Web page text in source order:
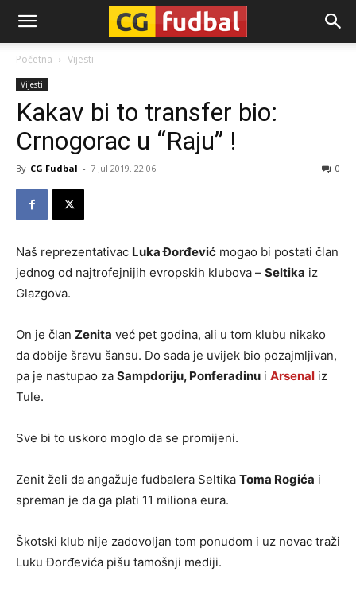
CG-
Fudbal
Početna Vijesti
Vijesti
Kakav bi to transfer bio:
Crnogorac u “Raju” !
By CG Fudbal - 7 Jul 2019. 22:06 0
Naš reprezentativac Luka Đorđević mogao bi postati član
jednog od najtrofejnijih evropskih klubova – Seltika iz
Glazgova.
On je član Zenita već pet godina, ali u tom klubu nikako
da dobije šravu šansu. Do sada je uvijek bio pozajmljivan,
pa je nastupao za Sampdoriju, Ponferadinu i Arsenal iz
Tule.
Sve bi to uskoro moglo da se promijeni.
Zenit želi da angažuje fudbalera Seltika Toma Rogića i
spreman je da ga plati 11 miliona eura.
Škotski klub nije zadovoljan tom ponudom i uz novac traži
Luku Đorđevića pišu tamošnji mediji.